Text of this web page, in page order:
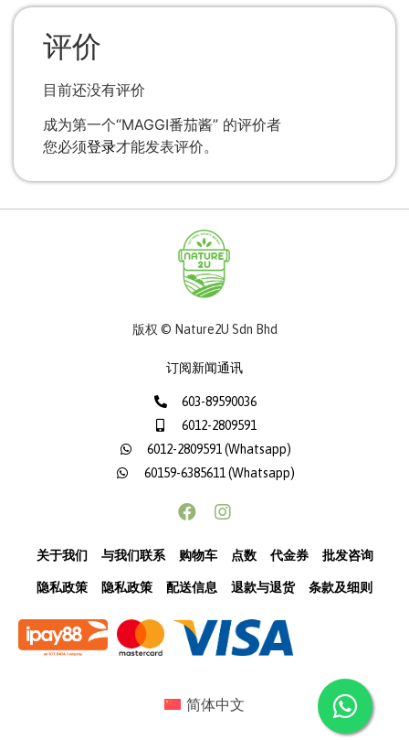
评价
目前还没有评价
成为第一个“MAGGI番茄酱” 的评价者
您必须登录才能发表评价。
版权 © Nature2U Sdn Bhd
订阅新闻通讯
603-89590036
6012-2809591
6012-2809591 (Whatsapp)
60159-6385611 (Whatsapp)
关于我们 与我们联系 购物车 点数 代金券 批发咨询
隐私政策 隐私政策 配送信息 退款与退货 条款及细则
简体中文